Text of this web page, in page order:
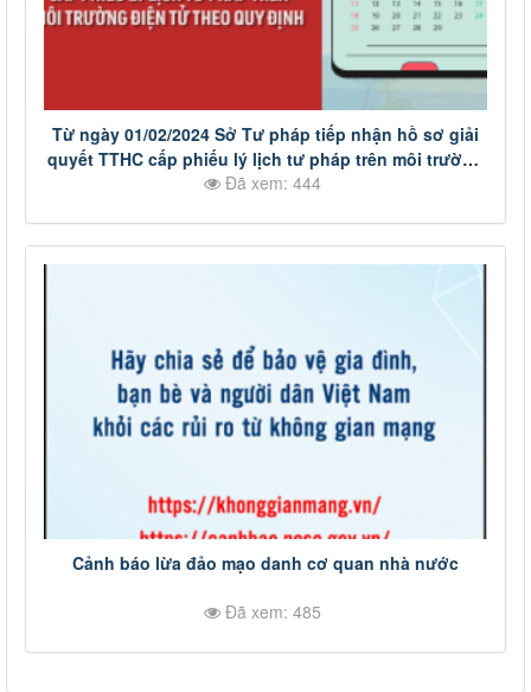
Từ ngày 01/02/2024 Sở Tư pháp tiếp nhận hồ sơ giải
quyết TTHC cấp phiếu lý lịch tư pháp trên môi trường
điện tử
Đã xem: 444
Cảnh báo lừa đảo mạo danh cơ quan nhà nước
Đã xem: 485